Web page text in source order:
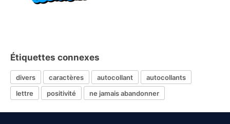
Étiquettes connexes
divers caractères autocollant
autocollants
lettre
positivité ne jamais abandonner